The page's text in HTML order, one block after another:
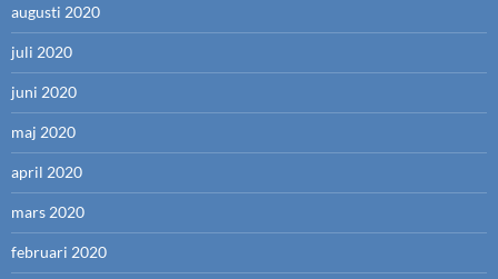
augusti 2020
juli 2020
juni 2020
maj 2020
april 2020
mars 2020
februari 2020